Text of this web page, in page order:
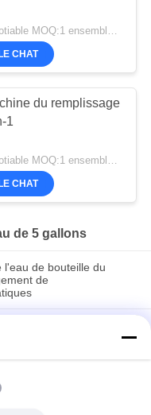
negotiable MOQ:1 ensemble/PCs
LE CHAT
du remplissage
1
negotiable MOQ:1 ensemble/PCs
CHAT
de 5 gallons
de bouteille du
de
de machine de
frappant à toute
rinçant
de capsulage